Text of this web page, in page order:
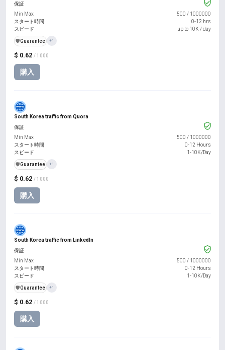
$ 0.62 / 1000
購入
保証
Min Max
500 / 1000000
スタート時間
0-12 hrs
スピード
up to 10K / day
️🛡️Guarantee +1
South Korea traffic from Quora
$ 0.62 / 1000
購入
保証
Min Max
500 / 1000000
スタート時間
0-12 Hours
スピード
1-10K/Day
️🛡️Guarantee +1
South Korea traffic from LinkedIn
$ 0.62 / 1000
購入
保証
Min Max
500 / 1000000
スタート時間
0-12 Hours
スピード
1-10K/Day
️🛡️Guarantee +1